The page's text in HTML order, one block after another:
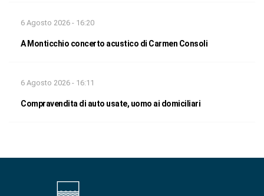
6 Agosto 2026 - 16:20
A Monticchio concerto acustico di Carmen Consoli
6 Agosto 2026 - 16:11
Compravendita di auto usate, uomo ai domiciliari